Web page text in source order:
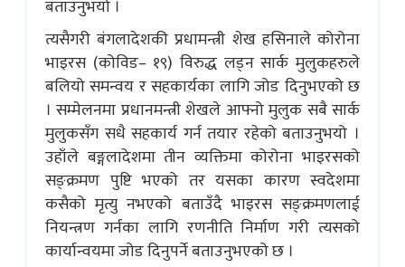
बताउनुभयो ।
त्यसैगरी बंगलादेशकी प्रधामन्त्री शेख हसिनाले कोरोना
भाइरस (कोविड– १९) विरुद्ध लड्न सार्क मुलुकहरुले
बलियो समन्वय र सहकार्यका लागि जोड दिनुभएको छ
। सम्मेलनमा प्रधानमन्त्री शेखले आफ्नो मुलुक सबै सार्क
मुलुकसँग सधै सहकार्य गर्न तयार रहेको बताउनुभयो ।
उहाँले बङ्गलादेशमा तीन व्यक्तिमा कोरोना भाइरसको
सङ्क्रमण पुष्टि भएको तर यसका कारण स्वदेशमा
कसैको मृत्यु नभएको बताउँदै भाइरस सङ्क्रमणलाई
नियन्त्रण गर्नका लागि रणनीति निर्माण गरी त्यसको
कार्यान्वयमा जोड दिनुपर्ने बताउनुभएको छ ।